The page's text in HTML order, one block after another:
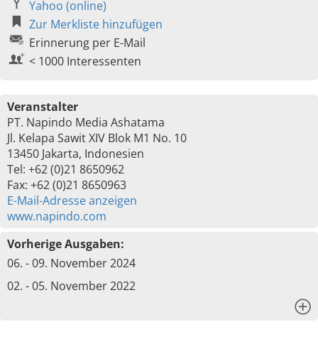
Yahoo (online)
Zur Merkliste hinzufügen
Erinnerung per E-Mail
< 1000 Interessenten
Veranstalter
PT. Napindo Media Ashatama
Jl. Kelapa Sawit XIV Blok M1 No. 10
13450 Jakarta, Indonesien
Tel: +62 (0)21 8650962
Fax: +62 (0)21 8650963
E-Mail-Adresse anzeigen
www.napindo.com
Vorherige Ausgaben:
06. - 09. November 2024
02. - 05. November 2022